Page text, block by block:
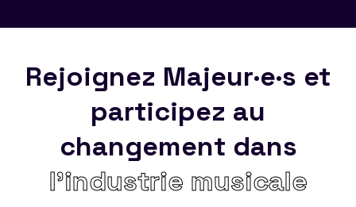
Rejoignez Majeur·e·s et
participez au
changement dans
l’industrie musicale